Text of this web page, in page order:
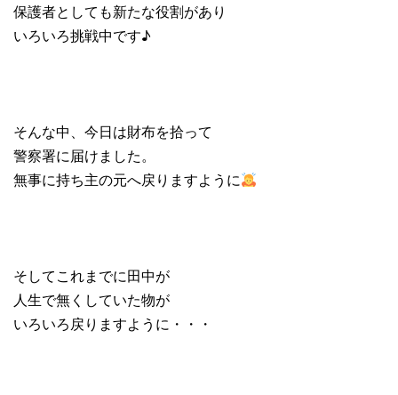
保護者としても新たな役割があり
いろいろ挑戦中です♪
そんな中、今日は財布を拾って
警察署に届けました。
無事に持ち主の元へ戻りますように
そしてこれまでに田中が
人生で無くしていた物が
いろいろ戻りますように・・・